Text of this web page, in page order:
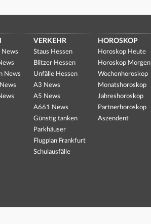
News
News
VERKEHR
Staus Hessen
Blitzer Hessen
Unfälle Hessen
A3 News
A5 News
A661 News
Günstig tanken
Parkhäuser
Flugplan Frankfurt
Schulausfälle
HOROSKOP
Horoskop Heute
Horoskop Morgen
Wochenhoroskop
Monatshoroskop
Jahreshoroskop
Partnerhoroskop
Aszendent